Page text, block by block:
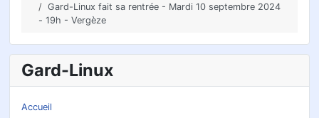
Gard-Linux fait sa rentrée - Mardi 10 septembre 2024
- 19h - Vergèze
Gard-Linux
Accueil